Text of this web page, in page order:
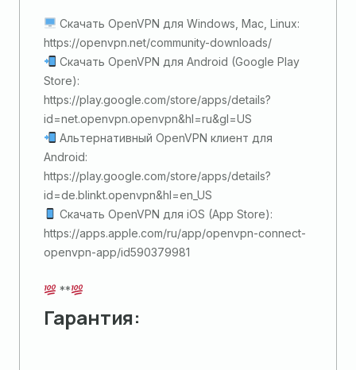
Скачать OpenVPN для Windows, Mac, Linux:
https://openvpn.net/community-downloads/
Скачать OpenVPN для Android (Google Play
Store):
https://play.google.com/store/apps/details?
id=net.openvpn.openvpn&hl=ru&gl=US
Альтернативный OpenVPN клиент для
Android:
https://play.google.com/store/apps/details?
id=de.blinkt.openvpn&hl=en_US
Скачать OpenVPN для iOS (App Store):
https://apps.apple.com/ru/app/openvpn-connect-
openvpn-app/id590379981
**
Гарантия: